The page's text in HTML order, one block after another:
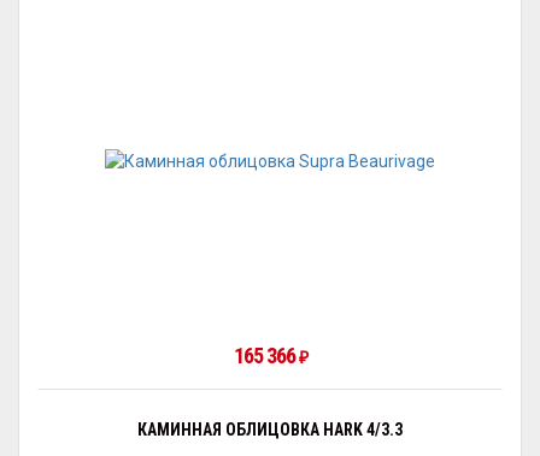
165 366 ₽
КАМИННАЯ ОБЛИЦОВКА HARK 4/3.3